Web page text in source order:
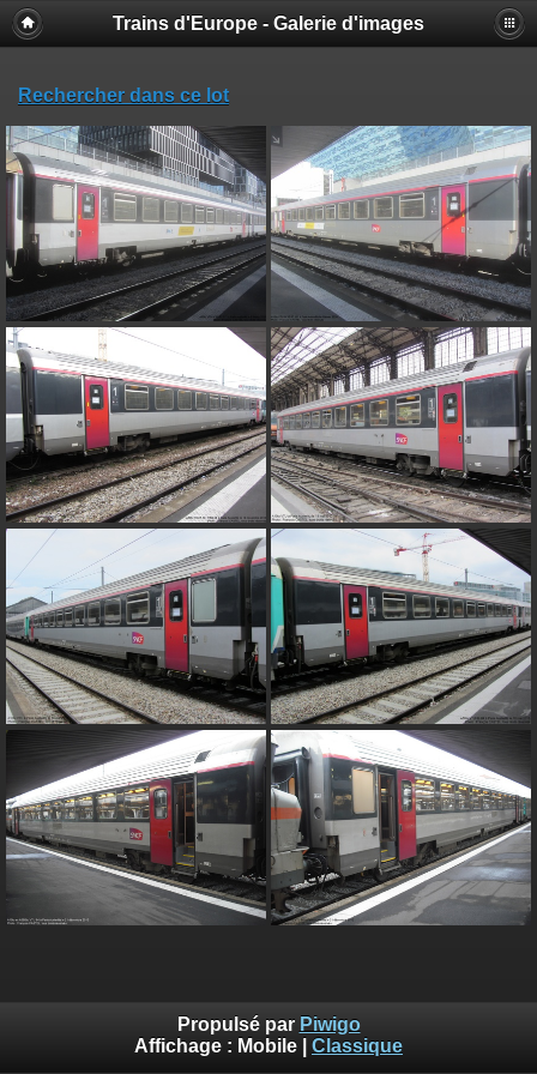
Trains d'Europe - Galerie d'images
Rechercher dans ce lot
Propulsé par Piwigo
Affichage : Mobile Classique